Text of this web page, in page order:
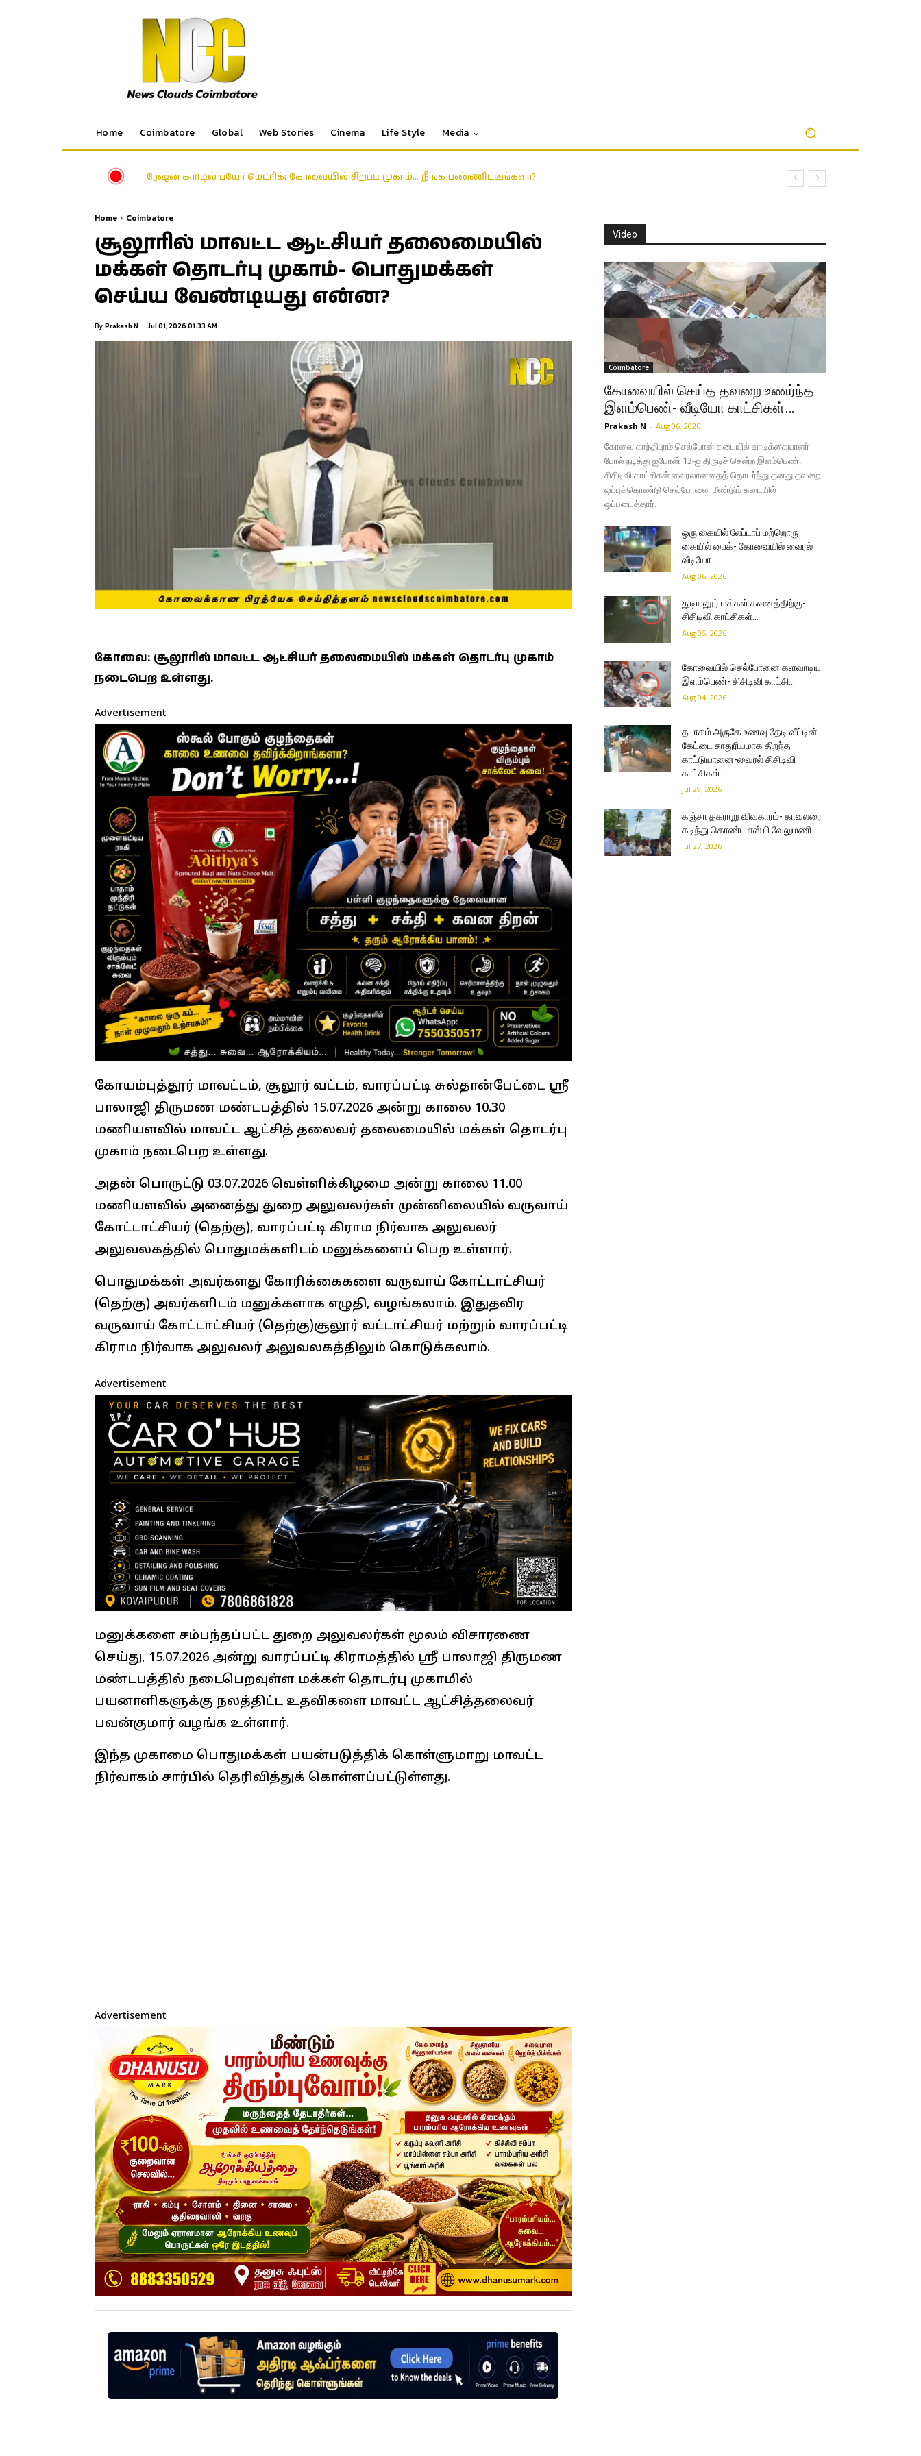
Home Coimbatore Global Web Stories Cinema Life Style Media
ரேஷன் கார்டில் பயோ மெட்ரிக்; கோவையில் சிறப்பு முகாம்… நீங்க பண்ணிட்டீங்களா?
Home Coimbatore
சூலூரில் மாவட்ட ஆட்சியர் தலைமையில்
மக்கள் தொடர்பு முகாம்- பொதுமக்கள்
செய்ய வேண்டியது என்ன?
By Prakash N Jul 01, 2026 01:33 AM
கோவை: சூலூரில் மாவட்ட ஆட்சியர் தலைமையில் மக்கள் தொடர்பு முகாம்
நடைபெற உள்ளது.
Advertisement
கோயம்புத்தூர் மாவட்டம், சூலூர் வட்டம், வாரப்பட்டி சுல்தான்பேட்டை ஸ்ரீ
பாலாஜி திருமண மண்டபத்தில் 15.07.2026 அன்று காலை 10.30
மணியளவில் மாவட்ட ஆட்சித் தலைவர் தலைமையில் மக்கள் தொடர்பு
முகாம் நடைபெற உள்ளது.
அதன் பொருட்டு 03.07.2026 வெள்ளிக்கிழமை அன்று காலை 11.00
மணியளவில் அனைத்து துறை அலுவலர்கள் முன்னிலையில் வருவாய்
கோட்டாட்சியர் (தெற்கு), வாரப்பட்டி கிராம நிர்வாக அலுவலர்
அலுவலகத்தில் பொதுமக்களிடம் மனுக்களைப் பெற உள்ளார்.
பொதுமக்கள் அவர்களது கோரிக்கைகளை வருவாய் கோட்டாட்சியர்
(தெற்கு) அவர்களிடம் மனுக்களாக எழுதி, வழங்கலாம். இதுதவிர
வருவாய் கோட்டாட்சியர் (தெற்கு)சூலூர் வட்டாட்சியர் மற்றும் வாரப்பட்டி
கிராம நிர்வாக அலுவலர் அலுவலகத்திலும் கொடுக்கலாம்.
Advertisement
மனுக்களை சம்பந்தப்பட்ட துறை அலுவலர்கள் மூலம் விசாரணை
செய்து, 15.07.2026 அன்று வாரப்பட்டி கிராமத்தில் ஸ்ரீ பாலாஜி திருமண
மண்டபத்தில் நடைபெறவுள்ள மக்கள் தொடர்பு முகாமில்
பயனாளிகளுக்கு நலத்திட்ட உதவிகளை மாவட்ட ஆட்சித்தலைவர்
பவன்குமார் வழங்க உள்ளார்.
இந்த முகாமை பொதுமக்கள் பயன்படுத்திக் கொள்ளுமாறு மாவட்ட
நிர்வாகம் சார்பில் தெரிவித்துக் கொள்ளப்பட்டுள்ளது.
Advertisement
Video
Coimbatore
கோவையில் செய்த தவறை உணர்ந்த
இளம்பெண்- வீடியோ காட்சிகள்…
Prakash N - Aug 06, 2026
கோவை காந்திபுரம் செல்போன் கடையில் வாடிக்கையாளர்
போல் நடித்து ஐபோன் 13-ஐ திருடிச் சென்ற இளம்பெண்,
சிசிடிவி காட்சிகள் வைரலானதைத் தொடர்ந்து தனது தவறை
ஒப்புக்கொண்டு செல்போனை மீண்டும் கடையில்
ஒப்படைத்தார்.
ஒரு கையில் லேப்டாப் மற்றொரு
கையில் பைக்- கோவையில் வைரல்
வீடியோ…
Aug 06, 2026
துடியலூர் மக்கள் கவனத்திற்கு-
சிசிடிவி காட்சிகள்…
Aug 05, 2026
கோவையில் செல்போனை களவாடிய
இளம்பெண்- சிசிடிவி காட்சி…
Aug 04, 2026
தடாகம் அருகே உணவு தேடி வீட்டின்
கேட்டை சாதுரியமாக திறந்த
காட்டுயானை-வைரல் சிசிடிவி
காட்சிகள்…
Jul 29, 2026
கஞ்சா தகராறு விவகாரம்- காவலரை
கடிந்து கொண்ட எஸ்.பி.வேலுமணி…
Jul 27, 2026